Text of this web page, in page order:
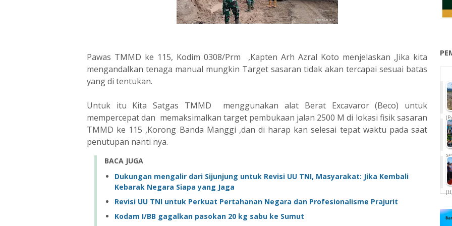
Pawas TMMD ke 115, Kodim 0308/Prm ,Kapten Arh Azral Koto menjelaskan ,Jika kita
mengandalkan tenaga manual mungkin Target sasaran tidak akan tercapai sesuai batas
yang di tentukan.
Untuk itu Kita Satgas TMMD menggunakan alat Berat Excavaror (Beco) untuk
mempercepat dan memaksimalkan target pembukaan jalan 2500 M di lokasi fisik sasaran
TMMD ke 115 ,Korong Banda Manggi ,dan di harap kan selesai tepat waktu pada saat
penutupan nanti nya.
BACA JUGA
Dukungan mengalir dari Sijunjung untuk Revisi UU TNI, Masyarakat: Jika Kembali
Kebarak Negara Siapa yang Jaga
Revisi UU TNI untuk Perkuat Pertahanan Negara dan Profesionalisme Prajurit
Kodam I/BB gagalkan pasokan 20 kg sabu ke Sumut